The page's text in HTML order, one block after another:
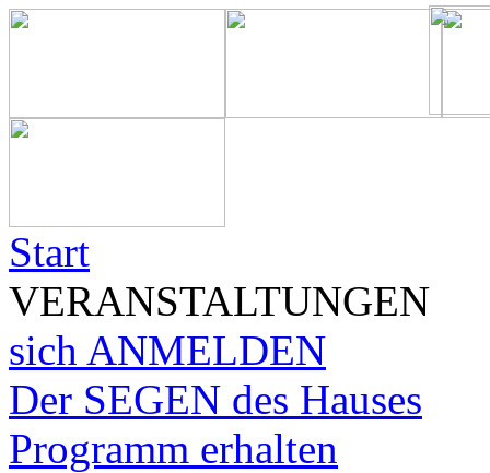
Start
VERANSTALTUNGEN
sich ANMELDEN
Der SEGEN des Hauses
Programm erhalten